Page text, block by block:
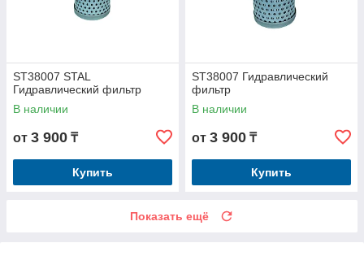
ST38007 STAL
Гидравлический фильтр
В наличии
от 3 900 ₸
Купить
ST38007 Гидравлический
фильтр
В наличии
от 3 900 ₸
Купить
Показать ещё